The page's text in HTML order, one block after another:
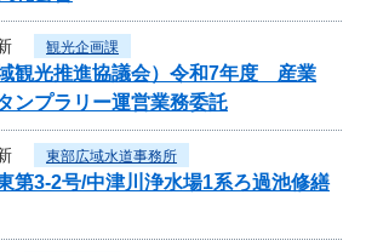
観光企画課
域観光推進協議会）令和7年度 産業
ンプラリー運営業務委託
東部広域水道事務所
第3-2号/中津川浄水場1系ろ過池修繕